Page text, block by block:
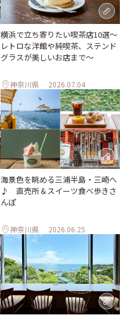
横浜で立ち寄りたい喫茶店10選～
レトロな洋館や純喫茶、ステンド
グラスが美しいお店まで～
神奈川県 2026.07.04
海景色を眺める三浦半島・三崎へ
♪ 直売所＆スイーツ食べ歩きさ
んぽ
神奈川県 2026.06.25